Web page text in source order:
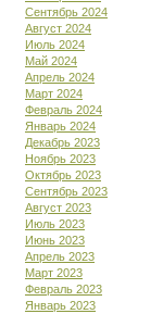
Сентябрь 2024
Август 2024
Июль 2024
Май 2024
Апрель 2024
Март 2024
Февраль 2024
Январь 2024
Декабрь 2023
Ноябрь 2023
Октябрь 2023
Сентябрь 2023
Август 2023
Июль 2023
Июнь 2023
Апрель 2023
Март 2023
Февраль 2023
Январь 2023